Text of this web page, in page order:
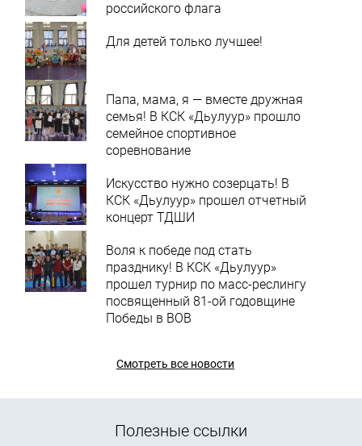
российского флага
Для детей только лучшее!
Папа, мама, я — вместе дружная
семья! В КСК «Дьулуур» прошло
семейное спортивное
соревнование
Искусство нужно созерцать! В
КСК «Дьулуур» прошел отчетный
концерт ТДШИ
Воля к победе под стать
празднику! В КСК «Дьулуур»
прошел турнир по масс-реслингу
посвященный 81-ой годовщине
Победы в ВОВ
Смотреть все новости
Полезные ссылки